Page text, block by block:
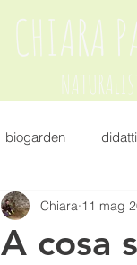
CHIARA
biogarden
A cosa
Chiara 11 mag